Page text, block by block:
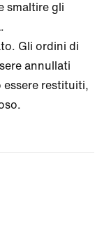
smaltire gli
Gli ordini di
annullati
essere restituiti,